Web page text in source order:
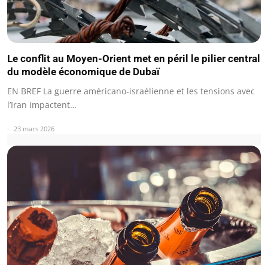
Le conflit au Moyen-Orient met en péril le pilier central
du modèle économique de Dubaï
EN BREF La guerre américano-israélienne et les tensions avec
l’Iran impactent…
23 mars 2026